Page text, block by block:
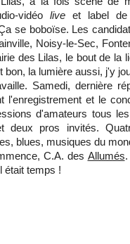
vidéo live et label
se boboïse. Les
Noisy-le-Sec,
des Lilas, le bout de la
bon, la lumière aussi, j'y
Samedi, dernière
l'enregistrement et le
d'amateurs tous
deux pros invités.
blues, musiques du
C.A. des Allumés
était temps !